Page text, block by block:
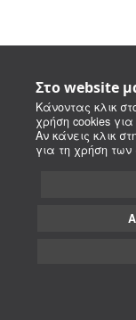
Στο website
Κάνοντας κλικ
χρήση cookies
Αν κάνεις κλικ
για τη χρήση των